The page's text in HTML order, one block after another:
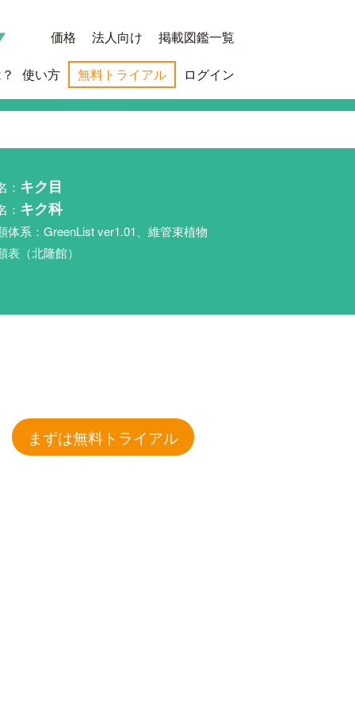
価格 法人向け 掲載図鑑一覧
使い方 無料トライアル ログイン
： キク目
： キク科
体系：GreenList ver1.01、維管束植物
表（北隆館）
まずは無料トライアル